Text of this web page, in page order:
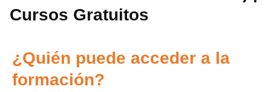
Cursos Gratuitos
¿Quién puede acceder a la
formación?